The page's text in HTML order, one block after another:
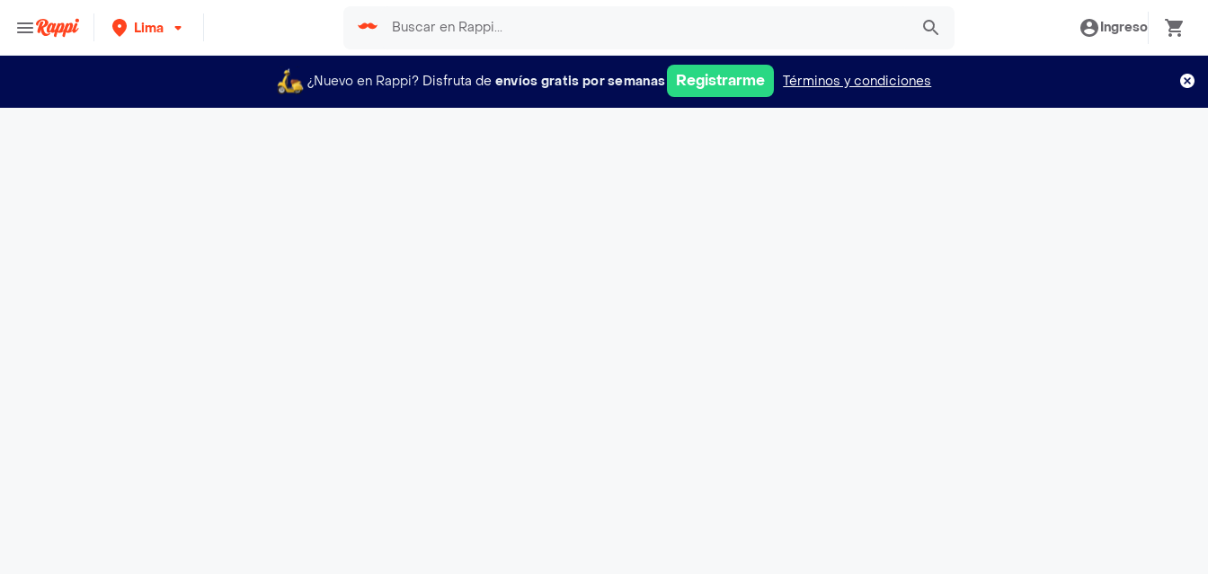
Lima Ingreso
¿Nuevo en Rappi? Disfruta de envíos gratis por semanas Registrarme Términos y condiciones